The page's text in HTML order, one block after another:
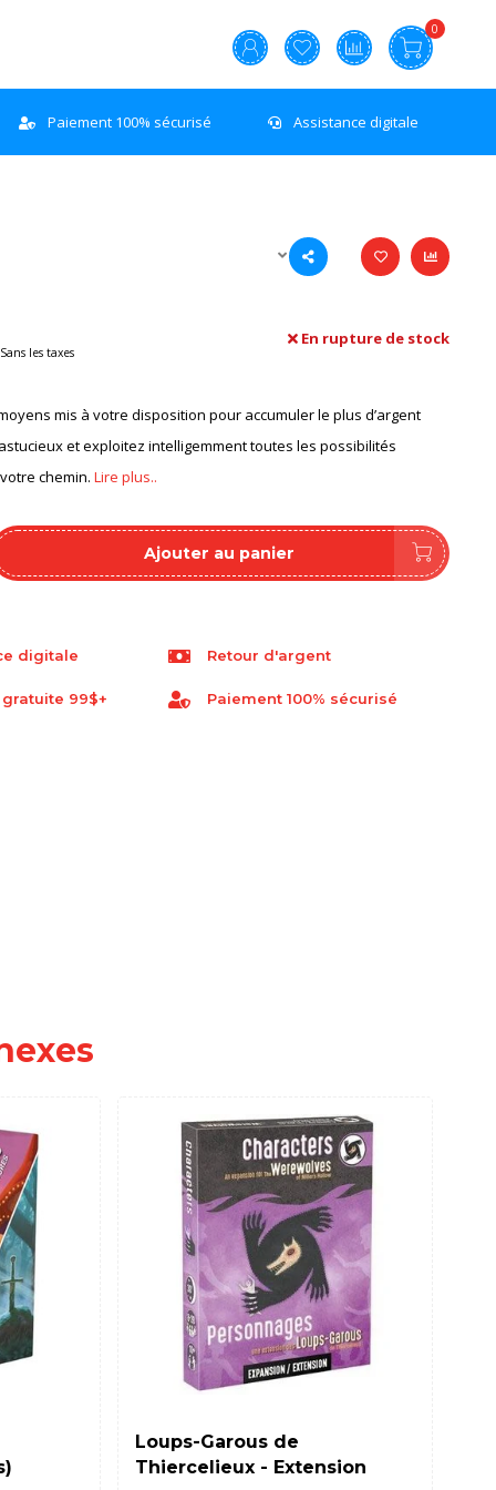
0
Paiement 100% sécurisé Assistance digitale
Sans les taxes
En rupture de stock
mis à votre disposition pour accumuler le plus d’argent
et exploitez intelligemment toutes les possibilités
chemin. Lire plus..
Ajouter au panier
digitale Retour d'argent
99$+ Paiement 100% sécurisé
Loups-Garous de
Thiercelieux - Extension